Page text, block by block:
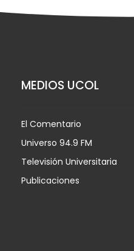
MEDIOS UCOL
El Comentario
Universo 94.9 FM
Televisión Universitaria
Publicaciones